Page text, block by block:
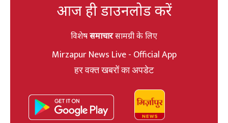
आज ही डाउनलोड करें
विशेषसमाचारसामग्री के लिए
Mirzapur News Live - Official App
हर वक्त खबरों का अपडेट